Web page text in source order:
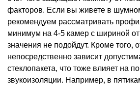
факторов. Если вы живете в
рекомендуем рассматривать
минимум на 4-5 камер с шириной
значения не подойдут. Кроме
непосредственно зависит
стеклопакета, что тоже влияет на
звукоизоляции. Например, в